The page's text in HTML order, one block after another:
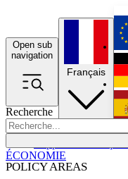
Open sub
navigation
Recherche
POLICY AREAS
Français
ÉCONOMIE